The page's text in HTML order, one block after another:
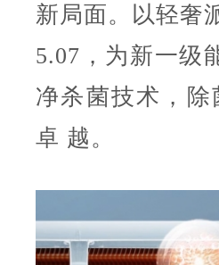
新局面。以轻奢
5.07，为新一级
净杀菌技术，
卓 越。